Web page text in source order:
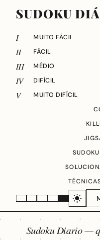
SUDOKU
I MUITO FÁCIL
II FÁCIL
III MÉDIO
IV DIFÍCIL
V
MUITO DIFÍCIL
Sudoku Diario —